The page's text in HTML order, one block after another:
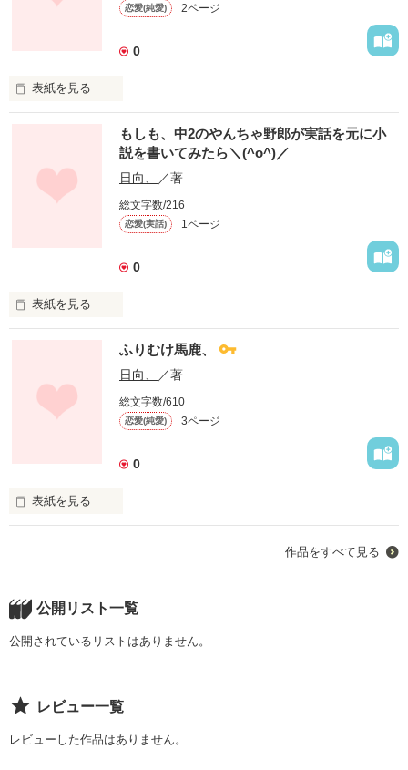
恋愛(純愛) 2ページ
0
表紙を見る
あの頃は楽しかったね、
もう君はいないけど
君と過ごしたこの１年を
世界で１番愛していました。
あなたといた365日、
あなたに恋する私の一生、
愛してくれて、ありがとう
もしも、中2のやんちゃ野郎が実話を元に小
説を書いてみたら＼(^o^)／
日向、 ／著
総文字数/216
恋愛(実話) 1ページ
0
表紙を見る
ほんとに大好きだった。
誰よりも愛してた。
なんでやり直そうなんて
って、
言われたかった。
ほんまに中2のヤンチャ野郎です＼(^o^)／笑
まだまだ恋の途中です。
自分でもどおなるのか
作品を読む
ふりむけ馬鹿、
日向、 ／著
総文字数/610
恋愛(純愛) 3ページ
0
表紙を見る
好きになってはいけない人、
作品をすべて見る
公開リスト一覧
公開されているリストはありません。
レビュー一覧
レビューした作品はありません。